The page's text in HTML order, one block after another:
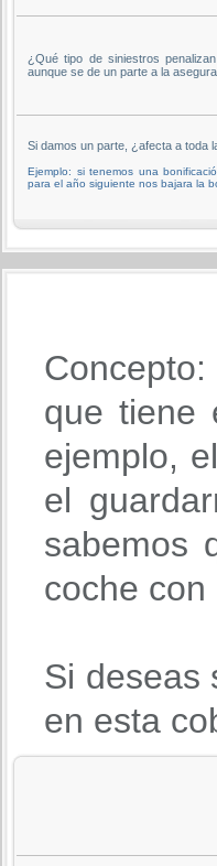
¿Qué tipo de siniestros
aunque se de un parte a la
Si damos un parte, ¿afecta a toda
Ejemplo: si tenemos una
para el año siguiente nos bajara la
que tiene
ejemplo,
el
sabemos
coche
Si deseas
en esta